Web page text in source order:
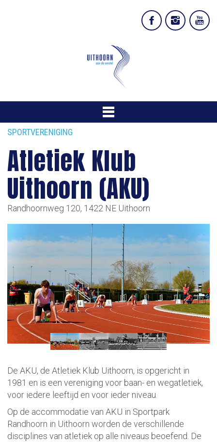
SPORTVERENIGING
Atletiek Klub
Uithoorn (AKU)
Randhoornweg 120, 1422 NE Uithoorn
De AKU, de Atletiek Klub Uithoorn, is opgericht in
1981 en is een vereniging voor baan- en wegatletiek,
voor iedere leeftijd en voor ieder niveau.
Op de accommodatie van AKU in Sportpark
Randhoorn in Uithoorn worden de verschillende
disciplines van atletiek op alle niveaus beoefend. De